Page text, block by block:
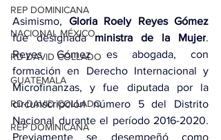
REP DOMINICANA
NACIONAL MÉXICO
RD-DAVID COLLADO
GUATEMALA
RD-DAVID COLLADO
REP DOMINICANA
Asimismo, Gloria Roely Reyes Gómez
fue designada ministra de la Mujer.
Reyes Gómez es abogada, con
formación en Derecho Internacional y
Microfinanzas, y fue diputada por la
circunscripción número 5 del Distrito
Nacional durante el período 2016-2020.
Previamente se desempeñó como